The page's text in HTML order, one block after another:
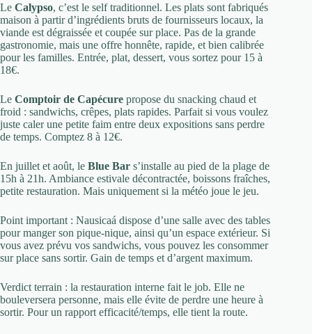
Le Calypso, c’est le self traditionnel. Les plats sont fabriqués
maison à partir d’ingrédients bruts de fournisseurs locaux, la
viande est dégraissée et coupée sur place. Pas de la grande
gastronomie, mais une offre honnête, rapide, et bien calibrée
pour les familles. Entrée, plat, dessert, vous sortez pour 15 à
18€.
Le Comptoir de Capécure propose du snacking chaud et
froid : sandwichs, crêpes, plats rapides. Parfait si vous voulez
juste caler une petite faim entre deux expositions sans perdre
de temps. Comptez 8 à 12€.
En juillet et août, le Blue Bar s’installe au pied de la plage de
15h à 21h. Ambiance estivale décontractée, boissons fraîches,
petite restauration. Mais uniquement si la météo joue le jeu.
Point important : Nausicaá dispose d’une salle avec des tables
pour manger son pique-nique, ainsi qu’un espace extérieur. Si
vous avez prévu vos sandwichs, vous pouvez les consommer
sur place sans sortir. Gain de temps et d’argent maximum.
Verdict terrain : la restauration interne fait le job. Elle ne
bouleversera personne, mais elle évite de perdre une heure à
sortir. Pour un rapport efficacité/temps, elle tient la route.